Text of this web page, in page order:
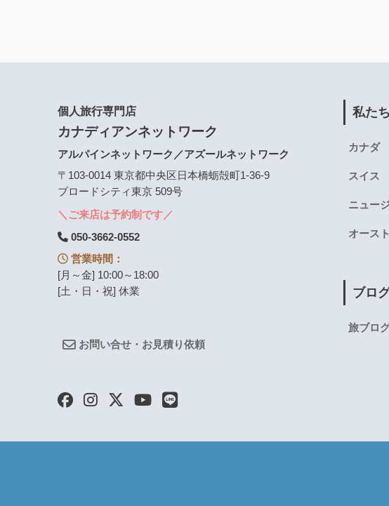
個人旅行専門店
カナディアンネットワーク
アルパインネットワーク／アズールネットワーク
〒103-0014 東京都中央区日本橋蛎殻町1-36-9
ブロードシティ東京 509号
＼ご来店は予約制です／
050-3662-0552
営業時間：
[月～金] 10:00～18:00
[土・日・祝] 休業
お問い合せ・お見積り依頼
私た
カナダ
スイス
ニュー
オース
ブロ
旅ブロ